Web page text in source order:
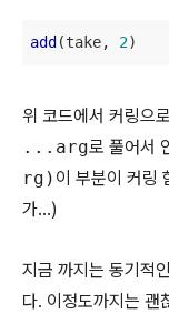
add (take, 2)
위 코드에서 커링으
...arg로 풀어서
rg) 이 부분이 커링
가...)
지금 까지는 동기적
다. 이정도까지는 괜